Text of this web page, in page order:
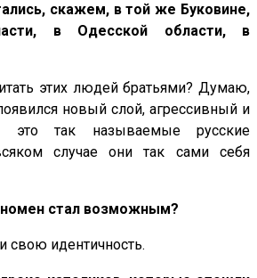
скажем, в той же Буковине,
в Одесской области, в
этих людей братьями? Думаю,
новый слой, агрессивный и
– это так называемые русские
случае они так сами себя
стал возможным?
свою идентичность.